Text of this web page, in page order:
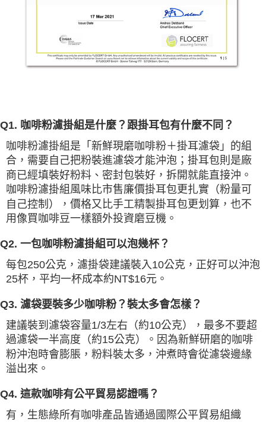
Q1. 咖啡粉濾掛組是什麼？跟掛耳包有什麼不同？
咖啡粉濾掛組是「新鮮現磨咖啡粉＋掛耳濾袋」的組
合，需要自己把粉裝進濾袋才能沖泡；掛耳包則是廠
商已經填裝好粉料、密封包裝好，拆開就能直接沖。
咖啡粉濾掛組風味比市售廉價掛耳包更扎實（粉量可
自己控制），價格又比手工精製掛耳包更划算，也不
用像買咖啡豆一樣額外投資磨豆機。
Q2. 一包咖啡粉濾掛組可以泡幾杯？
每包250公克，濾掛袋建議裝入10公克，正好可以沖泡
25杯，平均一杯成本約NT$16元。
Q3. 濾袋要裝多少咖啡粉？裝太多會怎樣？
建議裝到濾袋容量1/3左右（約10公克），最多不要超
過濾袋一半高度（約15公克）。因為新鮮研磨的咖啡
粉沖泡時會膨脹，粉料裝太多，沖煮時會從濾袋邊緣
溢出來。
Q4. 這款咖啡有公平貿易認證嗎？
有，生態綠所有咖啡產品皆通過國際公平貿易組織